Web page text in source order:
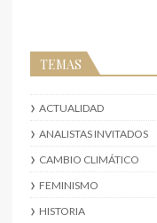
TEMAS
ACTUALIDAD
ANALISTAS INVITADOS
CAMBIO CLIMÁTICO
FEMINISMO
HISTORIA